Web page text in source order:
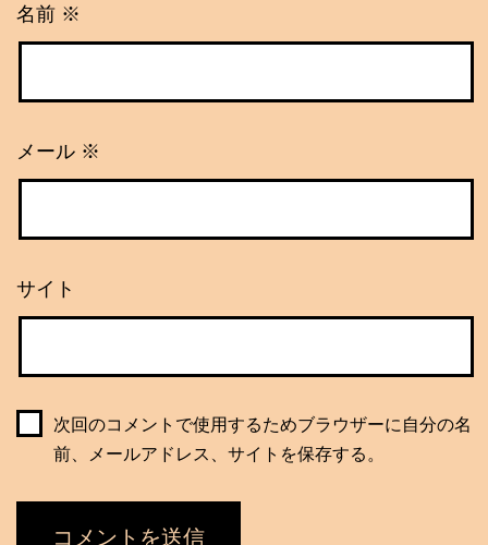
名前 ※
メール ※
サイト
次回のコメントで使用するためブラウザーに自分の名
前、メールアドレス、サイトを保存する。